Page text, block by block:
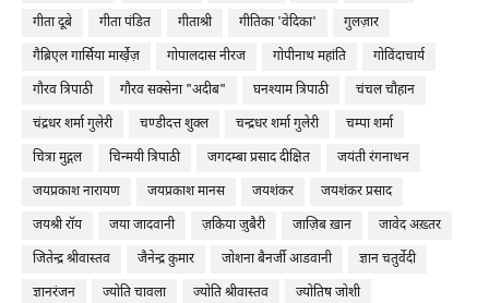
गीता दूबे
गीता पंडित गीताश्री गीतिका 'वेदिका'
गुलज़ार
गैब्रिएल गार्सिया मार्खे़ज़
गोपालदास नीरज गोपीनाथ महांति
गोविंदाचार्य
गौरव त्रिपाठी
गौरव सक्सेना "अदीब" घनश्याम त्रिपाठी
चंचल चौहान
चंद्रधर शर्मा गुलेरी
चण्डीदत्त शुक्ल चन्द्रधर शर्मा गुलेरी
चम्पा शर्मा
चित्रा मुद्गल
चिन्मयी त्रिपाठी जगदम्बा प्रसाद दीक्षित
जयंती रंगनाथन
जयप्रकाश नारायण
जयप्रकाश मानस जयशंकर
जयशंकर प्रसाद
जयश्री रॉय
जया जादवानी ज़किया ज़ुबैरी जाज़िब ख़ान
जावेद अख़्तर
जितेन्द्र श्रीवास्तव
जैनेन्द्र कुमार जोशना बैनर्जी आडवानी
ज्ञान चतुर्वेदी
ज्ञानरंजन
ज्योति चावला ज्योति श्रीवास्तव
ज्योतिष जोशी